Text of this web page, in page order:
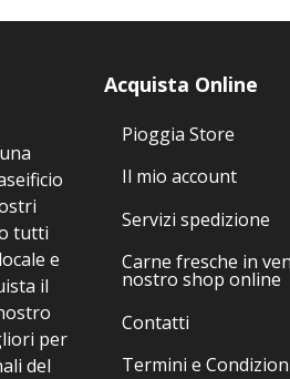
tutti
e
il
per
del
Acquista Online
Pioggia Store
Il mio account
Servizi spedizione
Carne fresche in
nostro shop online
Contatti
Termini e